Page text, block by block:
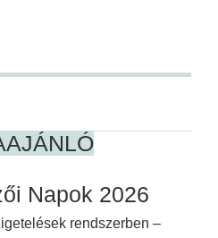
Napok 2026
rendszerben –